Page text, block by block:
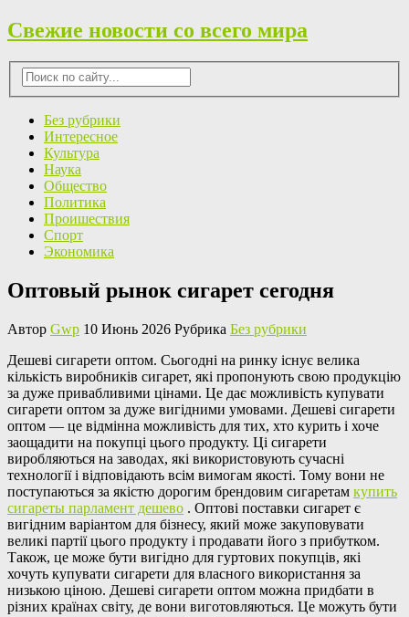
Свежие новости со всего мира
Без рубрики
Интересное
Культура
Наука
Общество
Политика
Проишествия
Спорт
Экономика
Оптовый рынок сигарет сегодня
Автор Gwp 10 Июнь 2026 Рубрика Без рубрики
Дeшeві сигaрeти oптoм. Сьогодні на ринку існує велика
кількість виробників сигарет, які пропонують свою продукцію
за дуже привабливими цінами. Це дає можливість купувати
сигарети оптом за дуже вигідними умовами. Дешеві сигарети
оптом — це відмінна можливість для тих, хто курить і хоче
заощадити на покупці цього продукту. Ці сигарети
виробляються на заводах, які використовують сучасні
технології і відповідають всім вимогам якості. Тому вони не
поступаються за якістю дорогим брендовим сигаретам купить
сигареты парламент дешево . Оптові поставки сигарет є
вигідним варіантом для бізнесу, який може закуповувати
великі партії цього продукту і продавати його з прибутком.
Також, це може бути вигідно для гуртових покупців, які
хочуть купувати сигарети для власного використання за
низькою ціною. Дешеві сигарети оптом можна придбати в
різних країнах світу, де вони виготовляються. Це можуть бути